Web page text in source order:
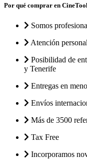
Por qué comprar en
Somos
Atención
Posibilidad de
y Tenerife
Entregas en
Envíos
Más de 3500
Tax Free
Incorporamos